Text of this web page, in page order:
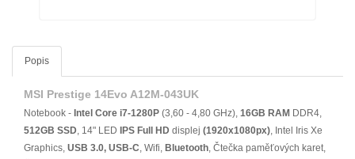
Popis
MSI Prestige 14Evo A12M-043UK
Notebook - Intel Core i7-1280P (3,60 - 4,80 GHz), 16GB RAM DDR4,
512GB SSD, 14" LED IPS Full HD displej (1920x1080px), Intel Iris Xe
Graphics, USB 3.0, USB-C, Wifi, Bluetooth, Čtečka paměťových karet,